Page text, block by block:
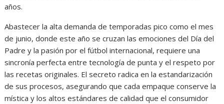
años.
Abastecer la alta demanda de temporadas pico como el mes
de junio, donde este año se cruzan las emociones del Día del
Padre y la pasión por el fútbol internacional, requiere una
sincronía perfecta entre tecnología de punta y el respeto por
las recetas originales. El secreto radica en la estandarización
de sus procesos, asegurando que cada empaque conserve la
mística y los altos estándares de calidad que el consumidor